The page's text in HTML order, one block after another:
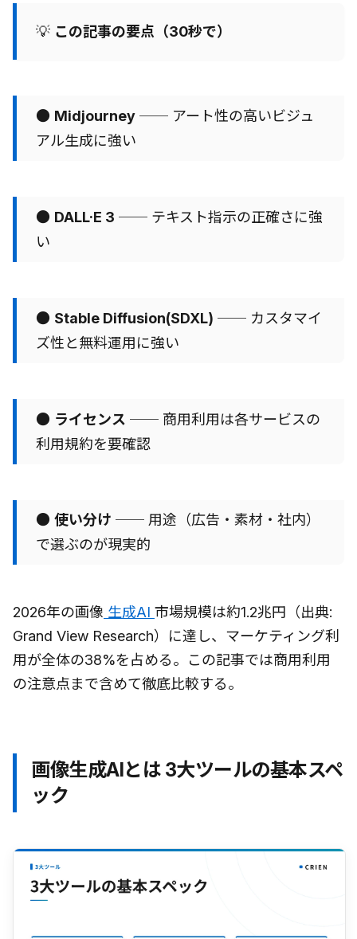
💡 この記事の要点（30秒で）
● Midjourney ── アート性の高いビジュ
アル生成に強い
● DALL·E 3 ── テキスト指示の正確さに強
い
● Stable Diffusion(SDXL) ── カスタマイ
ズ性と無料運用に強い
● ライセンス ── 商用利用は各サービスの
利用規約を要確認
● 使い分け ── 用途（広告・素材・社内）
で選ぶのが現実的
2026年の画像 生成AI 市場規模は約1.2兆円（出典:
Grand View Research）に達し、マーケティング利
用が全体の38%を占める。この記事では商用利用
の注意点まで含めて徹底比較する。
画像生成AIとは 3大ツールの基本スペ
ック